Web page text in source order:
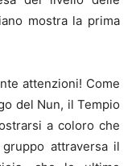
mostra la prima
attenzioni! Come
del Nun, il Tempio
a coloro che
attraversa il